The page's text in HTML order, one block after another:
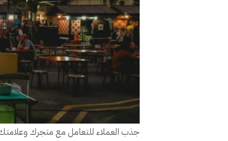
جذب العملاء للتعامل مع متجرك